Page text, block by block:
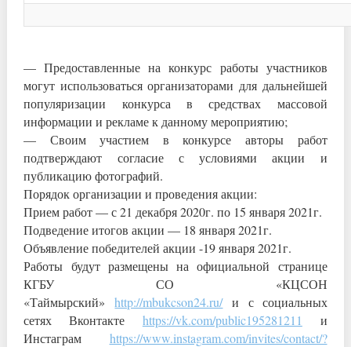
— Предоставленные на конкурс работы участников
могут использоваться организаторами для дальнейшей
популяризации конкурса в средствах массовой
информации и рекламе к данному мероприятию;
— Своим участием в конкурсе авторы работ
подтверждают согласие с условиями акции и
публикацию фотографий.
Порядок организации и проведения акции:
Прием работ — с 21 декабря 2020г. по 15 января 2021г.
Подведение итогов акции — 18 января 2021г.
Объявление победителей акции -19 января 2021г.
Работы будут размещены на официальной странице
КГБУ СО «КЦСОН
«Таймырский»http://mbukcson24.ru/и с социальных
сетях Вконтакте https://vk.com/public195281211
и
Инстаграм https://www.instagram.com/invites/contact/?